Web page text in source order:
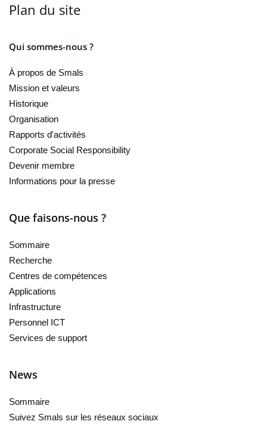
Plan du site
Qui sommes-nous ?
À propos de Smals
Mission et valeurs
Historique
Organisation
Rapports d'activités
Corporate Social Responsibility
Devenir membre
Informations pour la presse
Que faisons-nous ?
Sommaire
Recherche
Centres de compétences
Applications
Infrastructure
Personnel ICT
Services de support
News
Sommaire
Suivez Smals sur les réseaux sociaux